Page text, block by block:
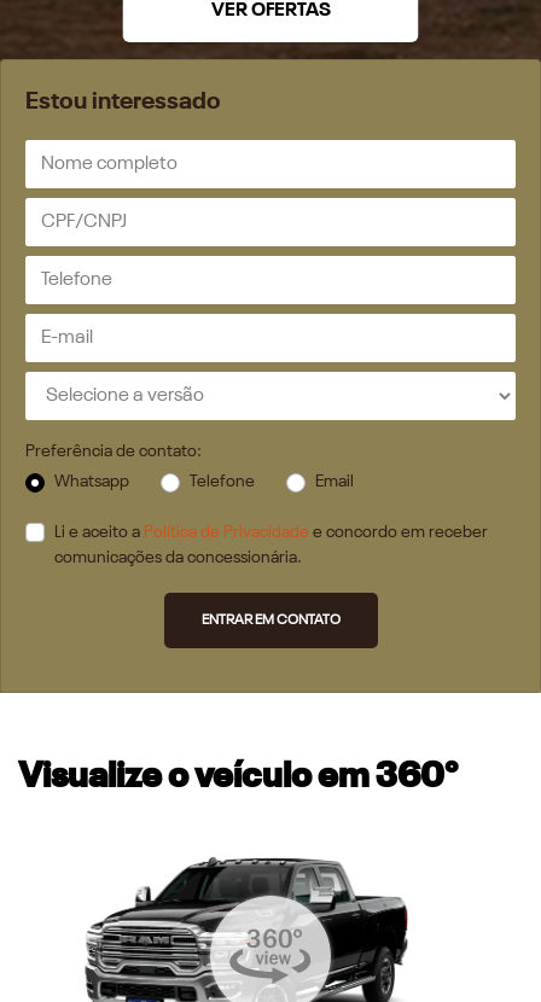
Estou interessado
Preferência de contato:
Whatsapp
Telefone Email
Li e aceito a Política de Privacidade e concordo em receber
comunicações da concessionária.
ENTRAR EM CONTATO
VER OFERTAS
Visualize o veículo em 360°